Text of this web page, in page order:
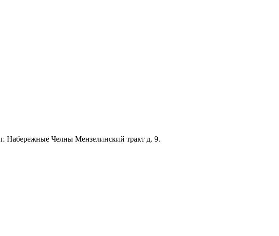
г. Набережные Челны Мензелинский тракт д. 9.